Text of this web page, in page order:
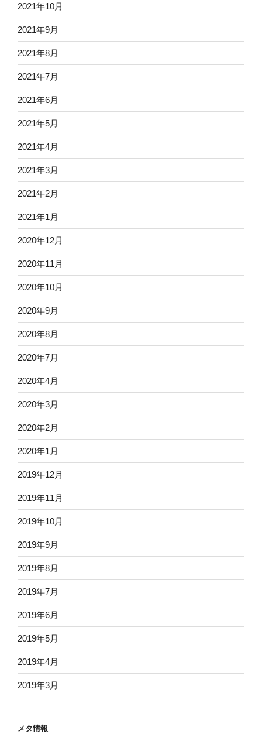
2021年10月
2021年9月
2021年8月
2021年7月
2021年6月
2021年5月
2021年4月
2021年3月
2021年2月
2021年1月
2020年12月
2020年11月
2020年10月
2020年9月
2020年8月
2020年7月
2020年4月
2020年3月
2020年2月
2020年1月
2019年12月
2019年11月
2019年10月
2019年9月
2019年8月
2019年7月
2019年6月
2019年5月
2019年4月
2019年3月
メタ情報